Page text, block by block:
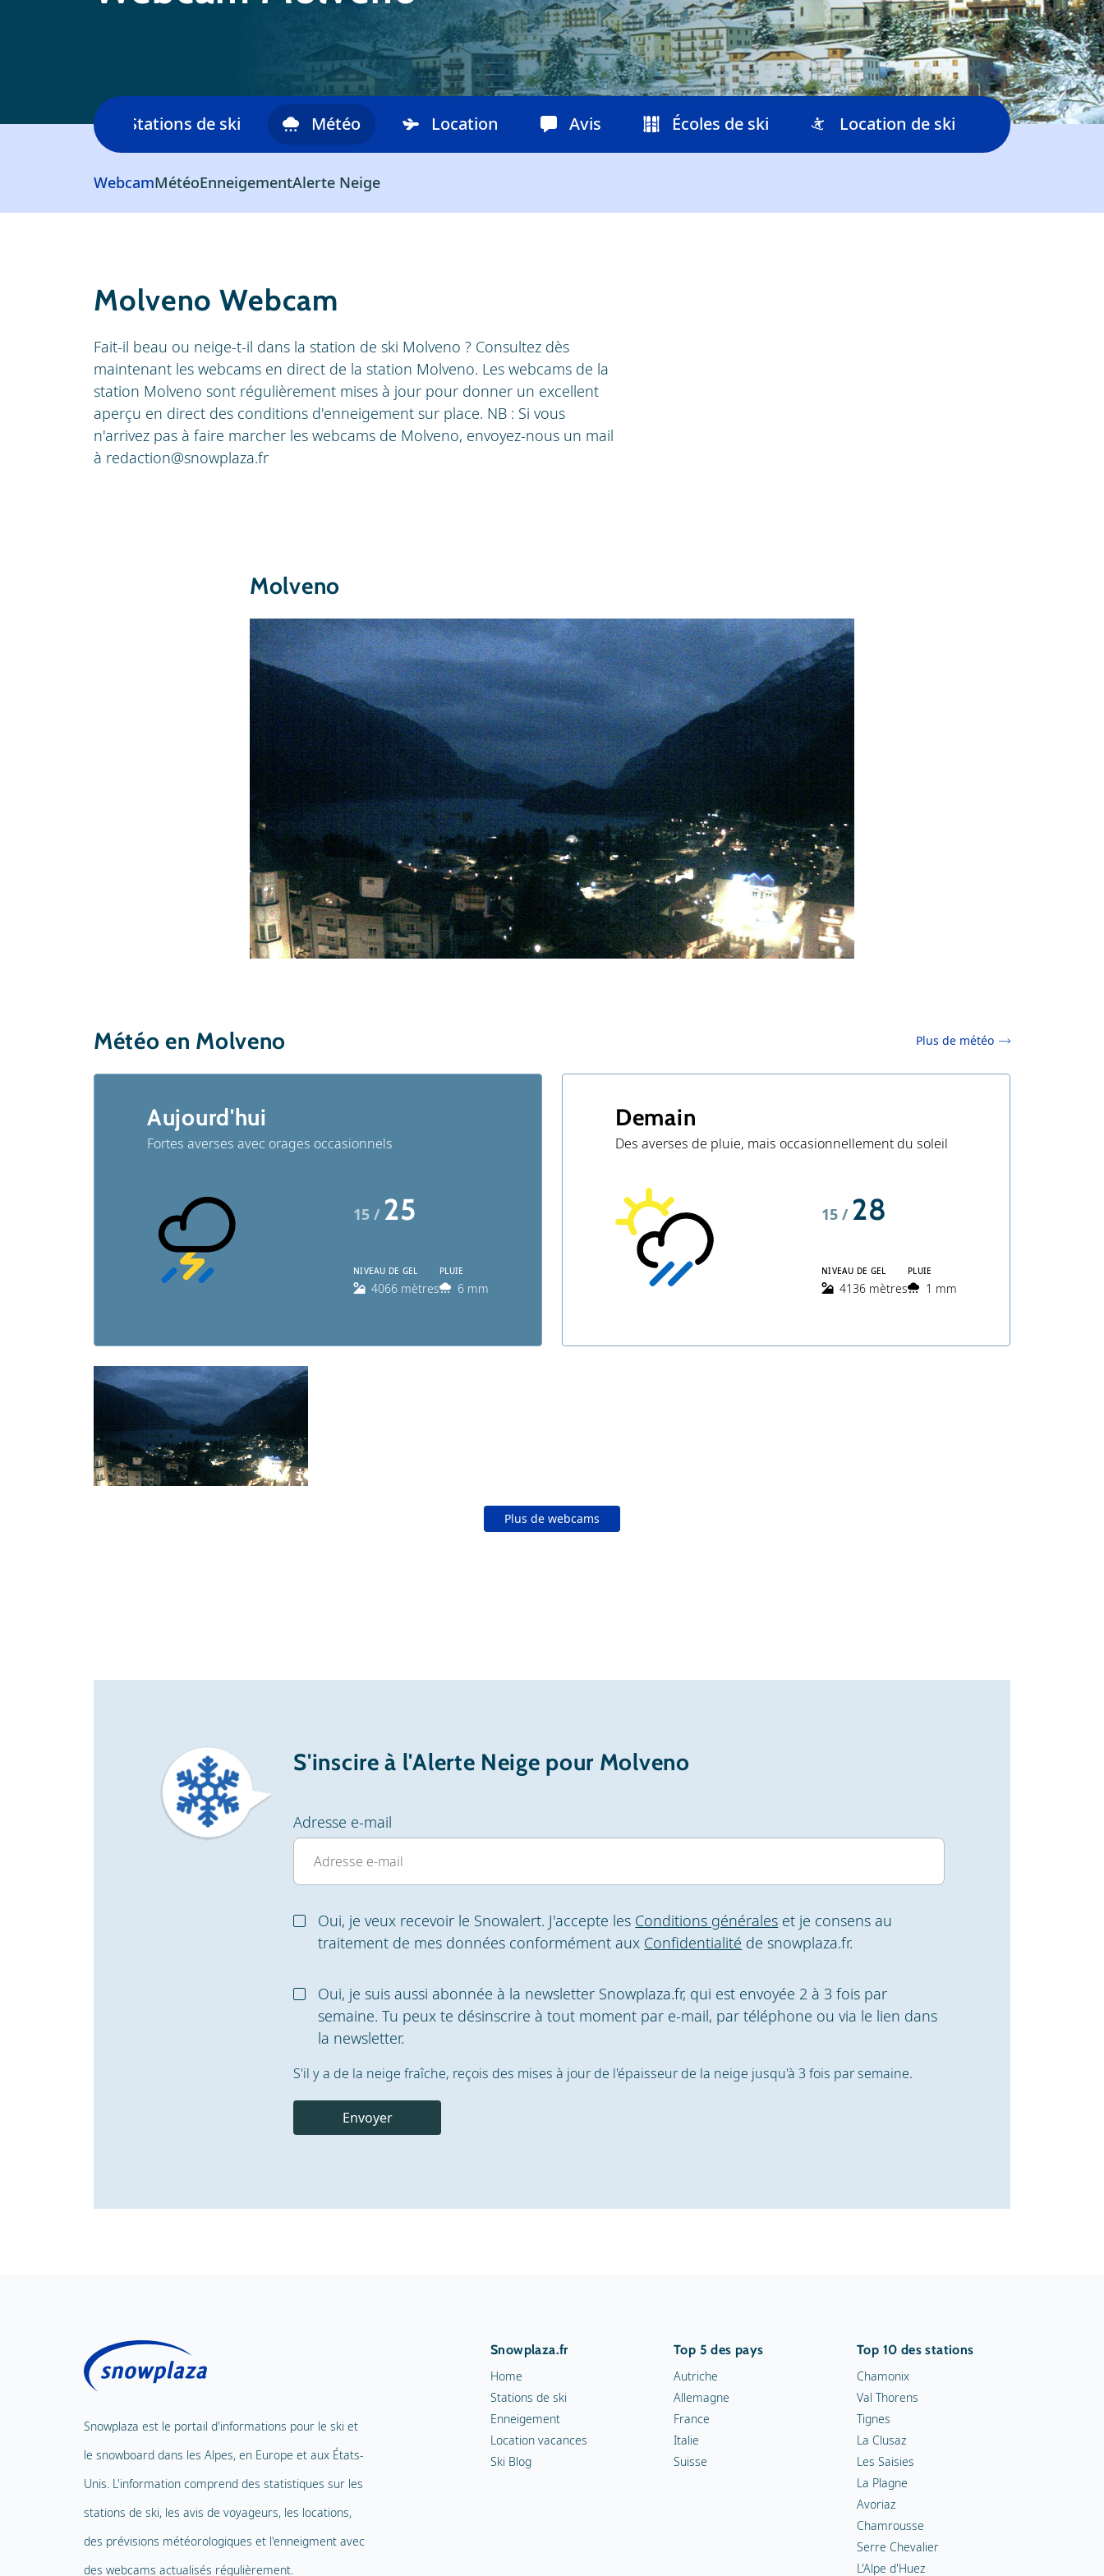
Stations de ski Météo Location Avis Écoles de ski Location de ski
WebcamMétéoEnneigementAlerte Neige
Molveno Webcam
Fait-il beau ou neige-t-il dans la station de ski Molveno ? Consultez dès
maintenant les webcams en direct de la station Molveno. Les webcams de la
station Molveno sont régulièrement mises à jour pour donner un excellent
aperçu en direct des conditions d'enneigement sur place. NB : Si vous
n'arrivez pas à faire marcher les webcams de Molveno, envoyez-nous un mail
à redaction@snowplaza.fr
Molveno
Météo en Molveno Plus de météo
Aujourd'hui
Fortes averses avec orages occasionnels
15 / 25
NIVEAU DE GEL
4066 mètres
PLUIE
6 mm
Demain
Des averses de pluie, mais occasionnellement du soleil
15 / 28
NIVEAU DE GEL
4136 mètres
PLUIE
1 mm
Plus de webcams
S'inscire à l'Alerte Neige pour Molveno
Adresse e-mail
Oui, je veux recevoir le Snowalert. J'accepte les Conditions générales et je consens au
traitement de mes données conformément aux Confidentialité de snowplaza.fr.
Oui, je suis aussi abonnée à la newsletter Snowplaza.fr, qui est envoyée 2 à 3 fois par
semaine. Tu peux te désinscrire à tout moment par e-mail, par téléphone ou via le lien dans
la newsletter.
S'il y a de la neige fraîche, reçois des mises à jour de l'épaisseur de la neige jusqu'à 3 fois par semaine.
Envoyer
Snowplaza est le portail d'informations pour le ski et
le snowboard dans les Alpes, en Europe et aux États-
Unis. L'information comprend des statistiques sur les
stations de ski, les avis de voyageurs, les locations,
des prévisions météorologiques et l'enneigment avec
des webcams actualisés régulièrement.
Snowplaza.fr
Home
Stations de ski
Enneigement
Location vacances
Ski Blog
Top 5 des pays
Autriche
Allemagne
France
Italie
Suisse
Top 10 des stations
Chamonix
Val Thorens
Tignes
La Clusaz
Les Saisies
La Plagne
Avoriaz
Chamrousse
Serre Chevalier
L'Alpe d'Huez